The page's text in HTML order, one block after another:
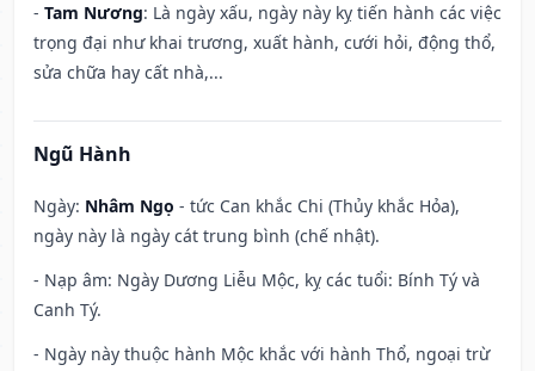
- Tam Nương: Là ngày xấu, ngày này kỵ tiến hành các việc
trọng đại như khai trương, xuất hành, cưới hỏi, động thổ,
sửa chữa hay cất nhà,...
Ngũ Hành
Ngày: Nhâm Ngọ - tức Can khắc Chi (Thủy khắc Hỏa),
ngày này là ngày cát trung bình (chế nhật).
- Nạp âm: Ngày Dương Liễu Mộc, kỵ các tuổi: Bính Tý và
Canh Tý.
- Ngày này thuộc hành Mộc khắc với hành Thổ, ngoại trừ